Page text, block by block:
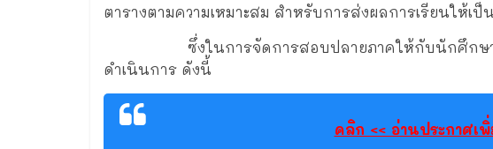
ตารางตามความเหมาะสม สำหรับการส่งผลการเรียนให้เ
ซึ่งในการจัดการสอบปลายภาคให้กับนักศึกษา ขอ
ดำเนินการ ดังนี้
คลิก << อ่านประกาศเ